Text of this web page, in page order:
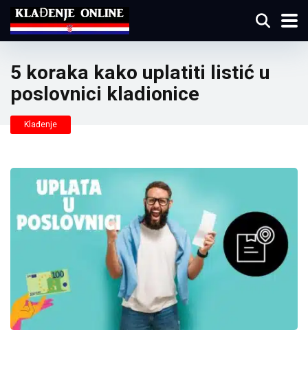
5 koraka kako uplatiti listić u
poslovnici kladionice
Klađenje